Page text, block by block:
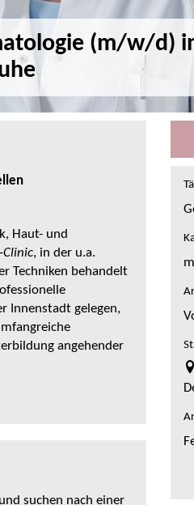
(m/w/d)
Haut- und
Clinic, in der u.a.
Techniken behandelt
Innenstadt gelegen,
angehender
suchen nach einer